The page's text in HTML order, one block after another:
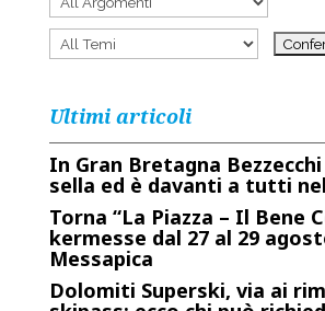
Ultimi articoli
In Gran Bretagna
sella ed è davanti a tutti
Torna “La Piazza – Il Bene
kermesse dal 27 al 29
Messapica
Dolomiti Superski, via ai